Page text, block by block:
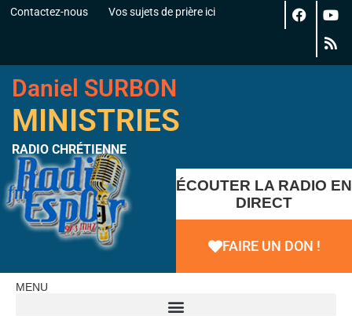
Contactez-nous Vos sujets de prière ici
Daniel SURBON
MINISTRIES
RADIO CHRÉTIENNE
ÉCOUTER LA RADIO EN
DIRECT
FAIRE UN DON !